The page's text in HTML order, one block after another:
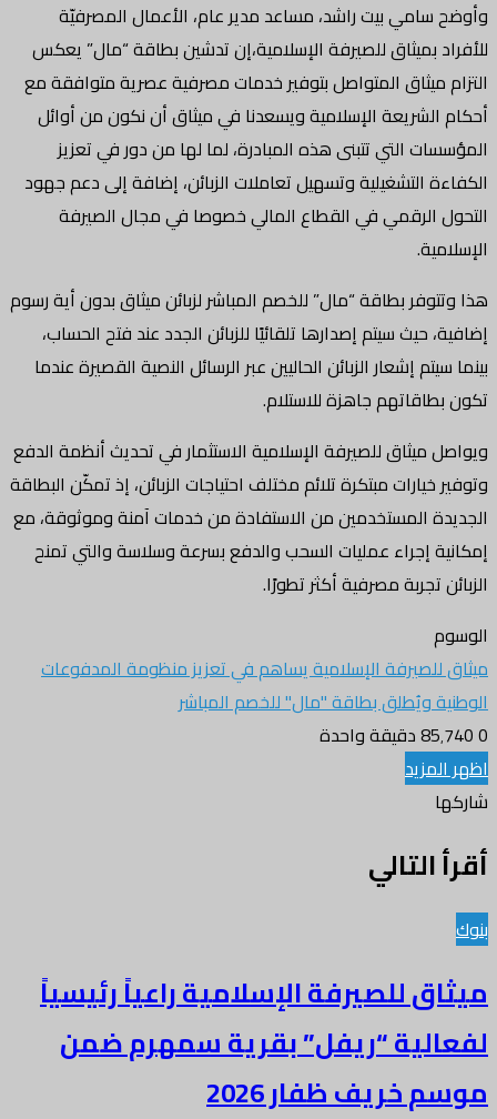
وأوضح سامي بيت راشد، مساعد مدير عام، الأعمال المصرفيّة
للأفراد بميثاق للصيرفة الإسلامية،إن تدشين بطاقة “مال” يعكس
التزام ميثاق المتواصل بتوفير خدمات مصرفية عصرية متوافقة مع
أحكام الشريعة الإسلامية ويسعدنا في ميثاق أن نكون من أوائل
المؤسسات التي تتبنى هذه المبادرة، لما لها من دور في تعزيز
الكفاءة التشغيلية وتسهيل تعاملات الزبائن، إضافة إلى دعم جهود
التحول الرقمي في القطاع المالي خصوصا في مجال الصيرفة
الإسلامية.
هذا وتتوفر بطاقة “مال” للخصم المباشر لزبائن ميثاق بدون أية رسوم
إضافية، حيث سيتم إصدارها تلقائيًا للزبائن الجدد عند فتح الحساب،
بينما سيتم إشعار الزبائن الحاليين عبر الرسائل النصية القصيرة عندما
تكون بطاقاتهم جاهزة للاستلام.
ويواصل ميثاق للصيرفة الإسلامية الاستثمار في تحديث أنظمة الدفع
وتوفير خيارات مبتكرة تلائم مختلف احتياجات الزبائن، إذ تمكّن البطاقة
الجديدة المستخدمين من الاستفادة من خدمات آمنة وموثوقة، مع
إمكانية إجراء عمليات السحب والدفع بسرعة وسلاسة والتي تمنح
الزبائن تجربة مصرفية أكثر تطورًا.
الوسوم
ميثاق للصيرفة الإسلامية يساهم في تعزيز منظومة المدفوعات
الوطنية ويُطلق بطاقة "مال" للخصم المباشر
0
دقيقة واحدة
فيسبوك
تويتر
واتساب
طباعة
اظهر المزيد
شاركها
عبر
أقرأ التالي
بنوك
ميثاق للصيرفة الإسلامية راعياً رئيسياً
لفعالية “ريفل” بقرية سمهرم ضمن
موسم خريف ظفار 2026